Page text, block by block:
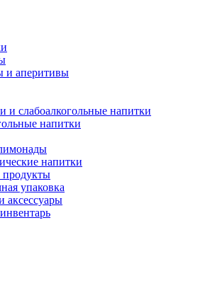
и аперитивы
и слабоалкогольные напитки
напитки
напитки
упаковка
аксессуары